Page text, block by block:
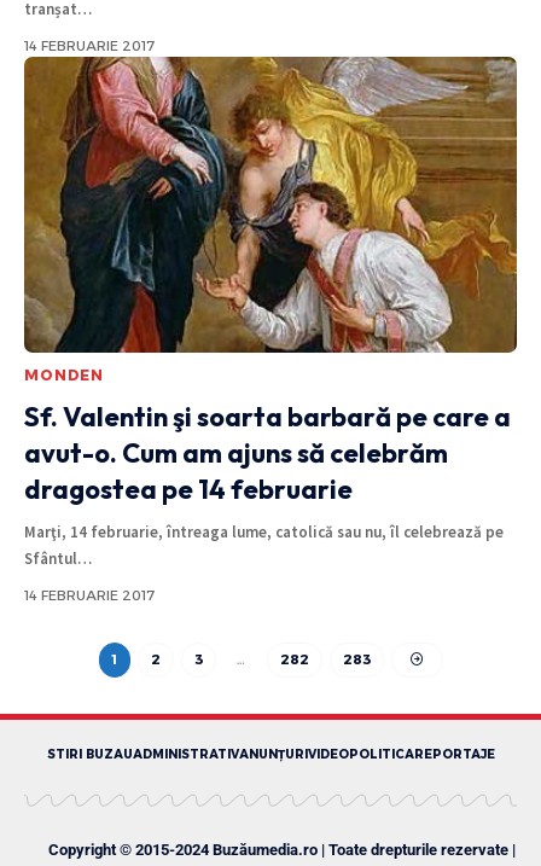
tranșat…
14 FEBRUARIE 2017
MONDEN
Sf. Valentin şi soarta barbară pe care a
avut-o. Cum am ajuns să celebrăm
dragostea pe 14 februarie
Marţi, 14 februarie, întreaga lume, catolică sau nu, îl celebrează pe
Sfântul…
14 FEBRUARIE 2017
1 2 3 … 282 283
STIRI BUZAUADMINISTRATIVANUNȚURIVIDEOPOLITICAREPORTAJE
Copyright © 2015-2024 Buzăumedia.ro | Toate drepturile rezervate |